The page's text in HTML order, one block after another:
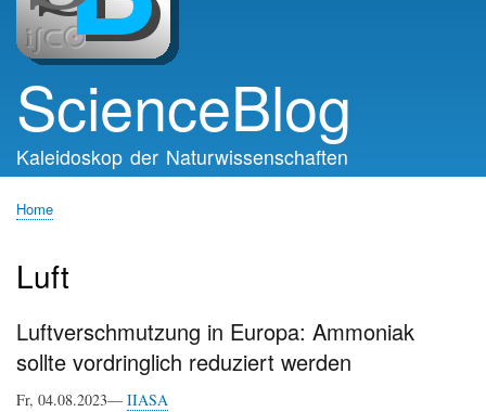
ScienceBlog
Kaleidoskop der Naturwissenschaften
Home
Luft
Luftverschmutzung in Europa: Ammoniak
sollte vordringlich reduziert werden
Fr, 04.08.2023— IIASA